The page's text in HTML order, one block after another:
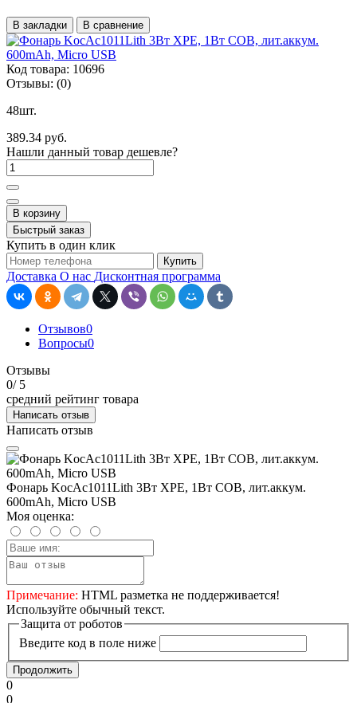
В закладки В сравнение
Код товара: 10696
Отзывы: (0)
48шт.
389.34 руб.
Нашли данный товар дешевле?
В корзину
Быстрый заказ
Купить в один клик
Купить
Доставка О нас Дисконтная программа
Отзывов0
Вопросы0
Отзывы
0/ 5
средний рейтинг товара
Написать отзыв
Написать отзыв
Фонарь KocAc1011Lith 3Вт XPE, 1Вт СОВ, лит.аккум.
600mAh, Micro USB
Моя оценка:
Примечание: HTML разметка не поддерживается!
Используйте обычный текст.
Защита от роботов
Введите код в поле ниже
Продолжить
0
0